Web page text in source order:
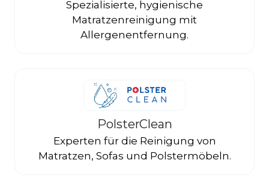
Spezialisierte, hygienische
Matratzenreinigung mit
Allergenentfernung.
PolsterClean
Experten für die Reinigung von
Matratzen, Sofas und Polstermöbeln.